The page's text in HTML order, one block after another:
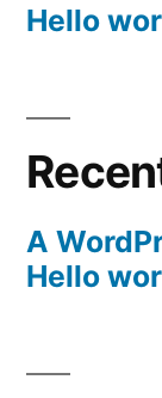
Hello
A
Hello